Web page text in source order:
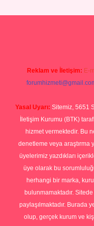
Reklam ve İletişim: E-
Yasal Uyarı: Sitemiz, 5651
İletişim Kurumu (BTK)
hizmet vermektedir. Bu
denetleme veya araştırma
üyelerimiz yazdıkları
üye olarak bu
herhangi bir marka,
bulunmamaktadır. Sitede
paylaşılmaktadır. Burada
olup, gerçek kurum ve